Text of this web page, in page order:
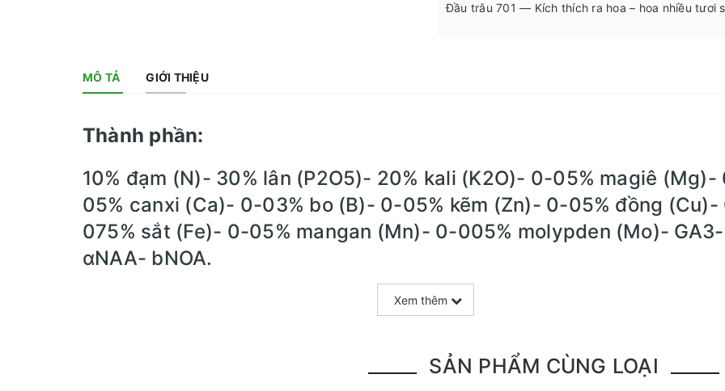
Đầu trâu 701 — Kích thích ra hoa – hoa nhiều tươi
MÔ TẢ GIỚI THIỆU
Thành phần:
10% đạm (N)- 30% lân (P2O5)- 20% kali (K2O)- 0-05% magiê (Mg)-
05% canxi (Ca)- 0-03% bo (B)- 0-05% kẽm (Zn)- 0-05% đồng (Cu)-
075% sắt (Fe)- 0-05% mangan (Mn)- 0-005% molypden (Mo)- GA3-
αNAA- bNOA.
Xem thêm
SẢN PHẨM CÙNG LOẠI